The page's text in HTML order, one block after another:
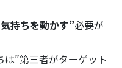
持ちを動かす”必要が
”第三者がターゲット